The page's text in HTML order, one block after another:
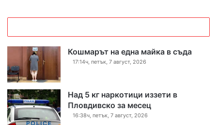
Кошмарът на една майка в съда
17:14ч, петък, 7 август, 2026
Над 5 кг наркотици иззети в
Пловдивско за месец
16:38ч, петък, 7 август, 2026